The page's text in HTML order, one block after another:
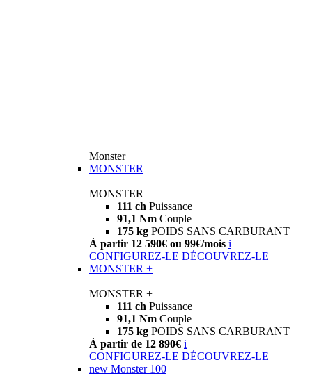
Monster
MONSTER
MONSTER
111 ch Puissance
91,1 Nm Couple
175 kg POIDS SANS CARBURANT
À partir 12 590€ ou 99€/mois i
CONFIGUREZ-LE DÉCOUVREZ-LE
MONSTER +
MONSTER +
111 ch Puissance
91,1 Nm Couple
175 kg POIDS SANS CARBURANT
À partir de 12 890€ i
CONFIGUREZ-LE DÉCOUVREZ-LE
new Monster 100